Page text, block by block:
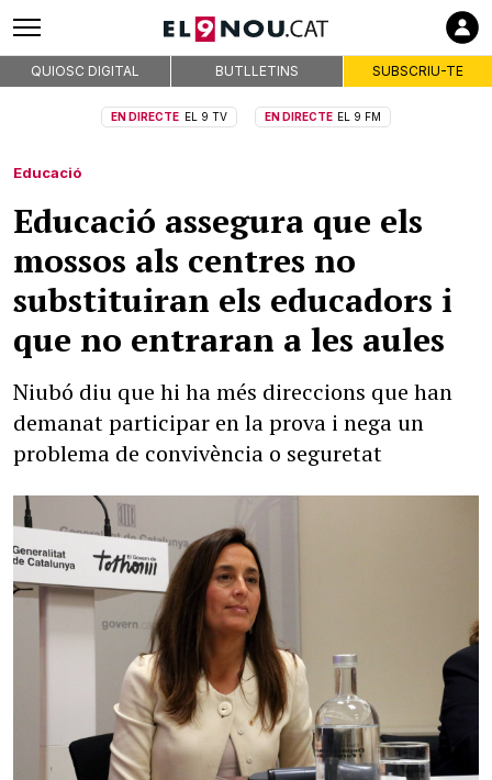
QUIOSC DIGITAL BUTLLETINS SUBSCRIU-TE
EN DIRECTE EL 9 TV EN DIRECTE EL 9 FM
Educació
Educació assegura que els
mossos als centres no
substituiran els educadors i
que no entraran a les aules
Niubó diu que hi ha més direccions que han
demanat participar en la prova i nega un
problema de convivència o seguretat